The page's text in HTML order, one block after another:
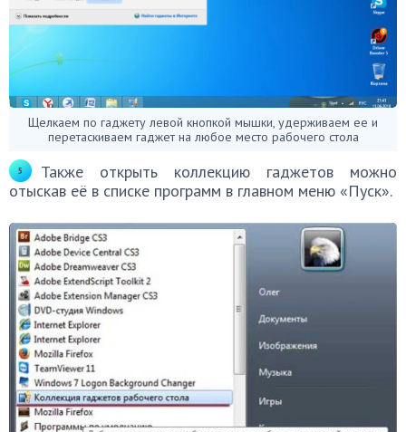
Щелкаем по гаджету левой кнопкой мышки, удерживаем ее и
перетаскиваем гаджет на любое место рабочего стола
Также открыть коллекцию гаджетов можно
отыскав её в списке программ в главном меню «Пуск».